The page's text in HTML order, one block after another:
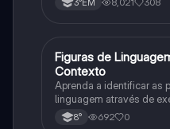
FPortuguês
Figuras de
Contexto
Aprenda a identificar as
linguagem através de
8° 692 0